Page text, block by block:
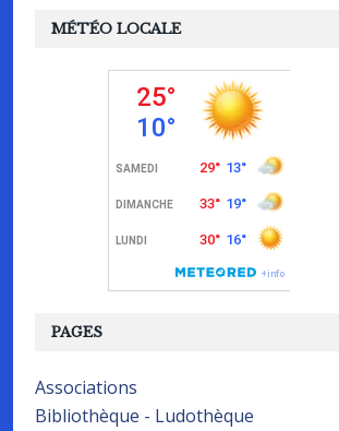
PAGES
Associations
Bibliothèque - Ludothèque
MÉTÉO LOCALE